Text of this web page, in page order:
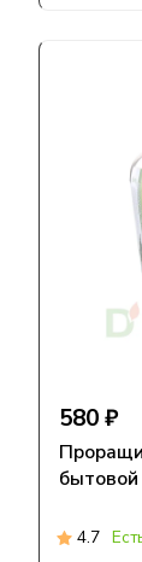
580 ₽
бытовой
4.7